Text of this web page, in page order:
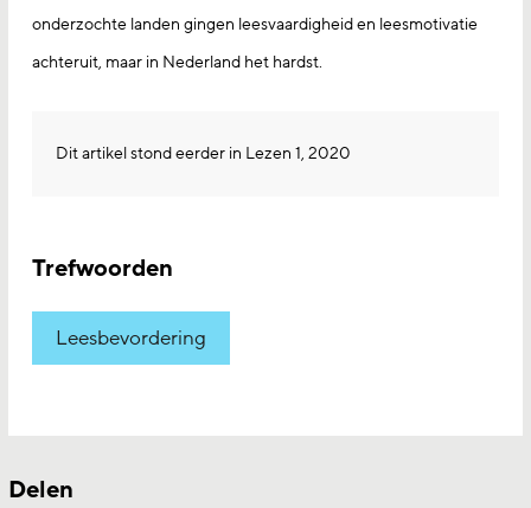
onderzochte landen gingen leesvaardigheid en leesmotivatie
achteruit, maar in Nederland het hardst.
Dit artikel stond eerder in Lezen 1, 2020
Trefwoorden
Leesbevordering
Delen